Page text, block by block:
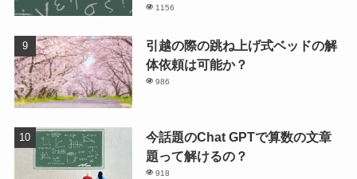
1156
引越の際の跳ね上げ式ベッドの解
体依頼は可能か？
986
今話題のChat GPTで算数の文章
題って解けるの？
918